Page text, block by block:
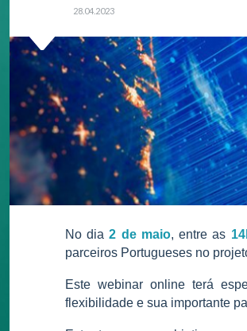
28.04.2023
No dia2 de maio, entre as
parceiros Portugueses no
Este webinar online terá
flexibilidade e sua importante